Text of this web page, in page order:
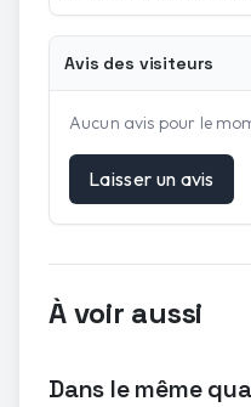
Avis des visiteurs
Aucun avis pour le
Laisser un avis
À voir aussi
Dans le même